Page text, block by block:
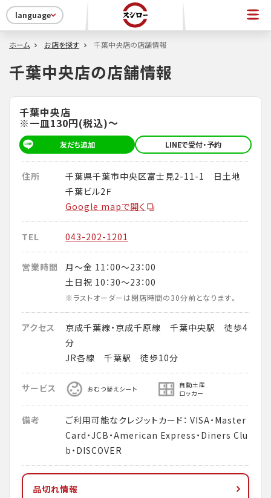
language
ホーム お店を探す 千葉中央店の店舗情報
千葉中央店の店舗情報
千葉中央店
※一皿130円(税込)～
友だち追加 LINEで受付・予約
住所
千葉県千葉市中央区富士見2-11-1 日土地
千葉ビル2Ｆ
Google mapで開く
TEL 043-202-1201
営業時間
月～金 11：00～23：00
土日祝 10：30～23：00
※ラストオーダーは閉店時間の30分前となります。
アクセス
京成千葉線・京成千原線 千葉中央駅 徒歩4
分
JR各線 千葉駅 徒歩10分
サービス おむつ替えシート
自動土産
ロッカー
備考
ご利用可能なクレジットカード： VISA・Master
Card・JCB・American Express・Diners Clu
b・DISCOVER
品切れ情報